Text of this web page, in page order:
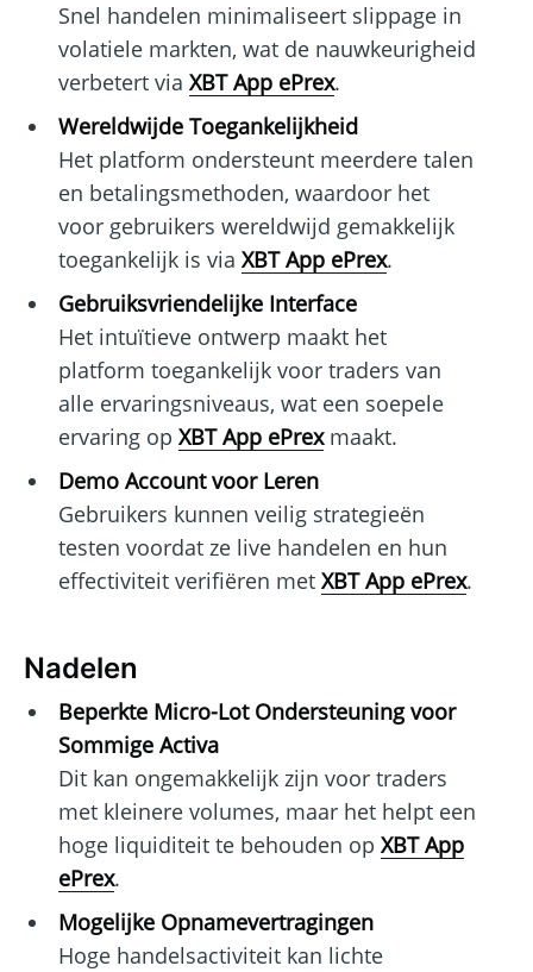
Snel handelen minimaliseert slippage in
volatiele markten, wat de nauwkeurigheid
verbetert via XBT App ePrex.
Wereldwijde Toegankelijkheid
Het platform ondersteunt meerdere talen
en betalingsmethoden, waardoor het
voor gebruikers wereldwijd gemakkelijk
toegankelijk is via XBT App ePrex.
Gebruiksvriendelijke Interface
Het intuïtieve ontwerp maakt het
platform toegankelijk voor traders van
alle ervaringsniveaus, wat een soepele
ervaring op XBT App ePrexmaakt.
Demo Account voor Leren
Gebruikers kunnen veilig strategieën
testen voordat ze live handelen en hun
effectiviteit verifiëren met XBT App ePrex.
Nadelen
Beperkte Micro-Lot Ondersteuning voor
Sommige Activa
Dit kan ongemakkelijk zijn voor traders
met kleinere volumes, maar het helpt een
hoge liquiditeit te behouden op XBT App
ePrex.
Mogelijke Opnamevertragingen
Hoge handelsactiviteit kan lichte